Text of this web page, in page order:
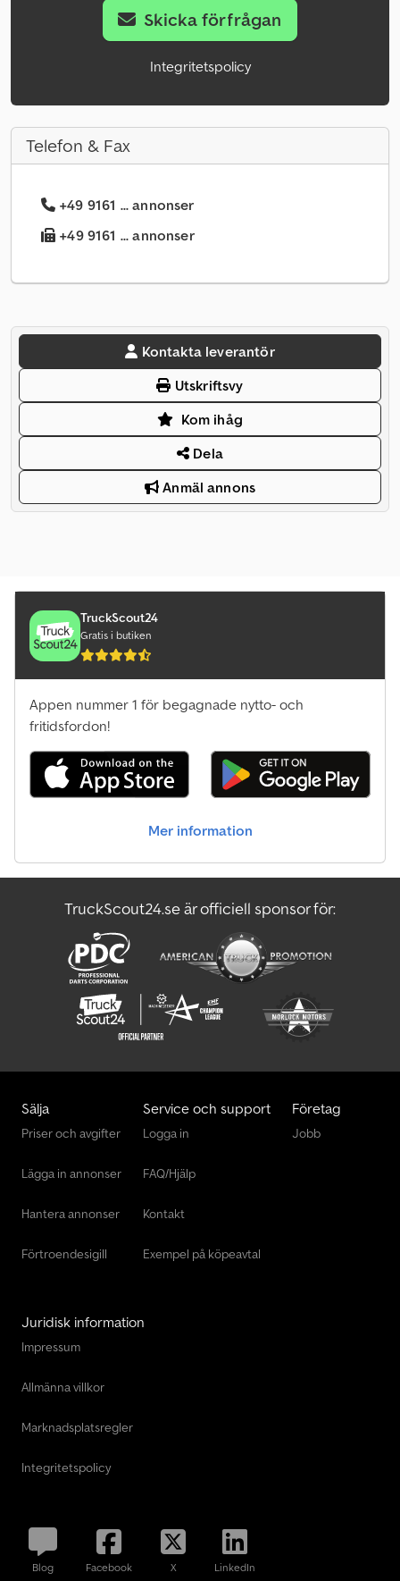
Skicka förfrågan
Integritetspolicy
Telefon & Fax
+49 9161 ... annonser
+49 9161 ... annonser
Kontakta leverantör
Utskriftsvy
Kom ihåg
Dela
Anmäl annons
TruckScout24
Gratis i butiken
Appen nummer 1 för begagnade nytto- och
fritidsfordon!
Mer information
TruckScout24.se är officiell sponsor för:
Sälja
Priser och avgifter
Lägga in annonser
Hantera annonser
Förtroendesigill
Service och support
Logga in
FAQ/Hjälp
Kontakt
Exempel på köpeavtal
Företag
Jobb
Juridisk information
Impressum
Allmänna villkor
Marknadsplatsregler
Integritetspolicy
Blog Facebook X LinkedIn